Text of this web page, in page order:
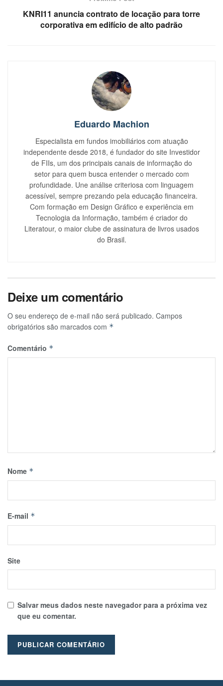
KNRI11 anuncia contrato de locação para torre
corporativa em edifício de alto padrão
Eduardo Machion
Especialista em fundos imobiliários com atuação
independente desde 2018, é fundador do site Investidor
de FIIs, um dos principais canais de informação do
setor para quem busca entender o mercado com
profundidade. Une análise criteriosa com linguagem
acessível, sempre prezando pela educação financeira.
Com formação em Design Gráfico e experiência em
Tecnologia da Informação, também é criador do
Literatour, o maior clube de assinatura de livros usados
do Brasil.
Deixe um comentário
O seu endereço de e-mail não será publicado. Campos
obrigatórios são marcados com *
Comentário *
Nome *
E-mail *
Site
Salvar meus dados neste navegador para a próxima vez
que eu comentar.